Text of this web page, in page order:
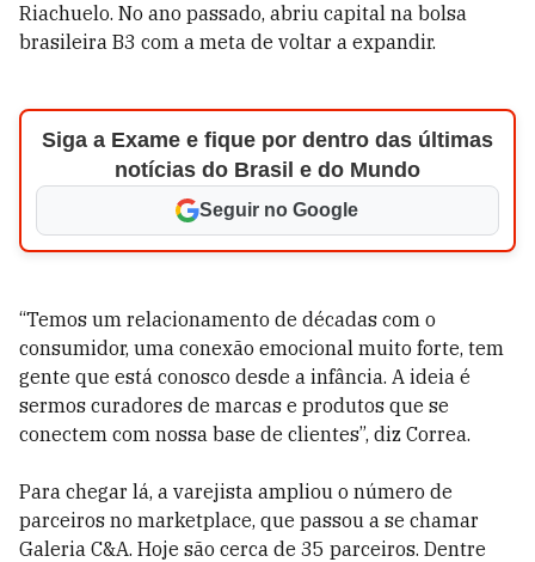
Riachuelo. No ano passado, abriu capital na bolsa
brasileira B3 com a meta de voltar a expandir.
Siga a Exame e fique por dentro das últimas
notícias do Brasil e do Mundo
Seguir no Google
“Temos um relacionamento de décadas com o
consumidor, uma conexão emocional muito forte, tem
gente que está conosco desde a infância. A ideia é
sermos curadores de marcas e produtos que se
conectem com nossa base de clientes”, diz Correa.
Para chegar lá, a varejista ampliou o número de
parceiros no marketplace, que passou a se chamar
Galeria C&A. Hoje são cerca de 35 parceiros. Dentre